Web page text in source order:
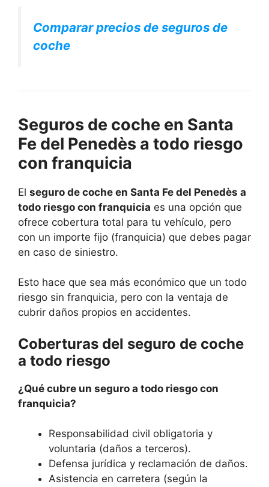
Comparar precios de seguros de
coche
Seguros de coche en Santa
Fe del Penedès a todo riesgo
con franquicia
El seguro de coche en Santa Fe del Penedès a
todo riesgo con franquicia es una opción que
ofrece cobertura total para tu vehículo, pero
con un importe fijo (franquicia) que debes pagar
en caso de siniestro.
Esto hace que sea más económico que un todo
riesgo sin franquicia, pero con la ventaja de
cubrir daños propios en accidentes.
Coberturas del seguro de coche
a todo riesgo
¿Qué cubre un seguro a todo riesgo con
franquicia?
Responsabilidad civil obligatoria y
voluntaria (daños a terceros).
Defensa jurídica y reclamación de daños.
Asistencia en carretera (según la